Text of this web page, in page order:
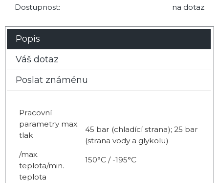
Dostupnost:
na dotaz
Popis
Váš dotaz
Poslat známénu
Pracovní
parametry max.
tlak
/max.
teplota/min.
teplota
45 bar (chladící strana); 25 bar
(strana vody a glykolu)
150°C / -195°C